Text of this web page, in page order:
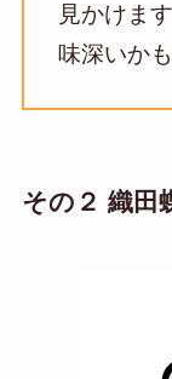
見かけま
味深いか
その２ 織田